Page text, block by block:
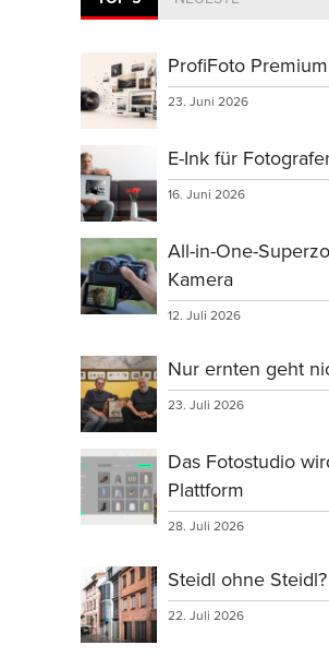
ProfiFoto Premium
23. Juni 2026
E-Ink für
16. Juni 2026
All-in-One-
Kamera
12. Juli 2026
Nur ernten geht
23. Juli 2026
Das Fotostudio
Plattform
28. Juli 2026
Steidl ohne Steidl?
22. Juli 2026